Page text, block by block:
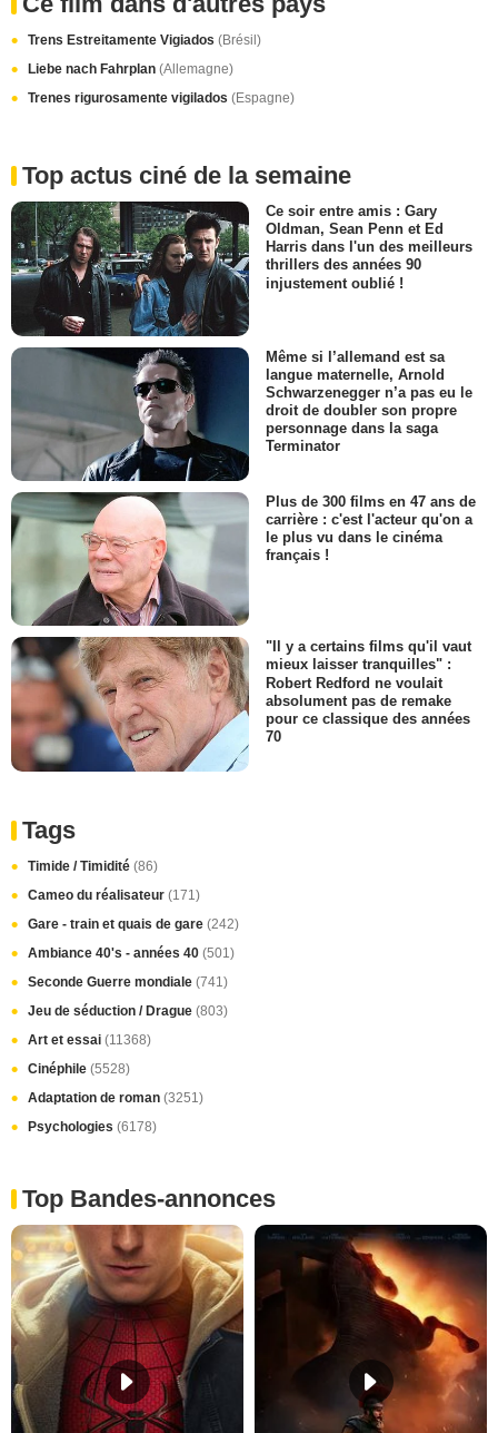
Trens Estreitamente Vigiados (Brésil)
Liebe nach Fahrplan (Allemagne)
Trenes rigurosamente vigilados (Espagne)
Top actus ciné de la semaine
Ce soir entre amis : Gary
Oldman, Sean Penn et Ed
Harris dans l'un des meilleurs
thrillers des années 90
injustement oublié !
Même si l’allemand est sa
langue maternelle, Arnold
Schwarzenegger n’a pas eu le
droit de doubler son propre
personnage dans la saga
Terminator
Plus de 300 films en 47 ans de
carrière : c'est l'acteur qu'on a
le plus vu dans le cinéma
français !
"Il y a certains films qu'il vaut
mieux laisser tranquilles" :
Robert Redford ne voulait
absolument pas de remake
pour ce classique des années
70
Tags
Timide / Timidité (86)
Cameo du réalisateur (171)
Gare - train et quais de gare (242)
Ambiance 40's - années 40 (501)
Seconde Guerre mondiale (741)
Jeu de séduction / Drague (803)
Art et essai (11368)
Cinéphile (5528)
Adaptation de roman (3251)
Psychologies (6178)
Top Bandes-annonces